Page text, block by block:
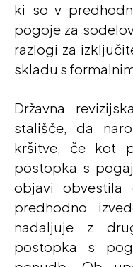
ki so v
pogoje za
razlogi za
skladu s
Državna
stališče, da
kršitve, če kot
postopka s
objavi obvestila
predhodno
nadaljuje z
postopka s